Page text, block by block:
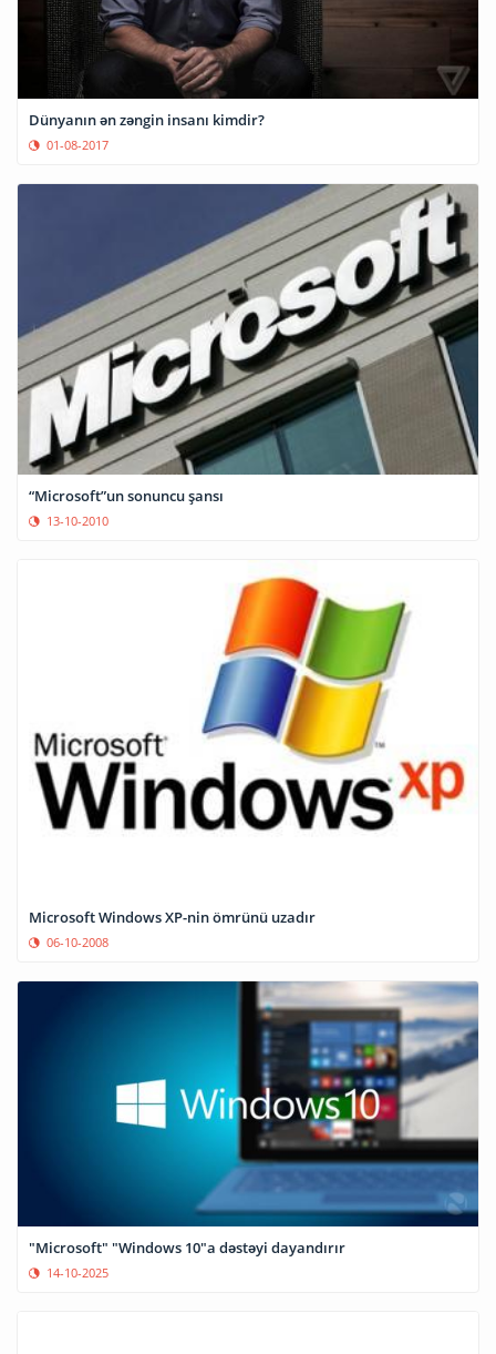
Dünyanın ən zəngin insanı kimdir?
01-08-2017
“Microsoft”un sonuncu şansı
13-10-2010
Microsoft Windows XP-nin ömrünü uzadır
06-10-2008
"Microsoft" "Windows 10"a dəstəyi dayandırır
14-10-2025